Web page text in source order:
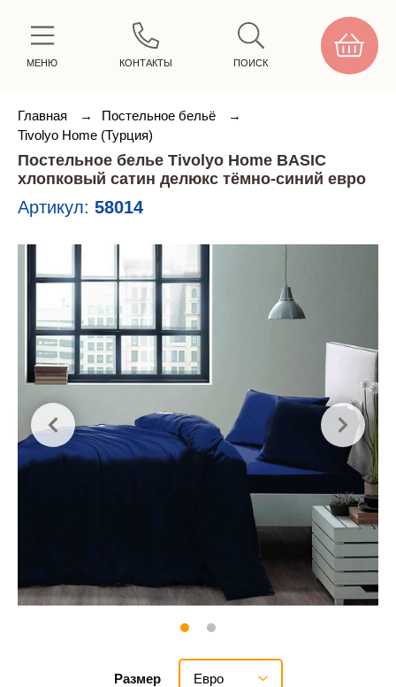
МЕНЮ КОНТАКТЫ ПОИСК
Главная → Постельное бельё
→
Tivolyo Home (Турция)
Постельное белье Tivolyo Home BASIC
хлопковый сатин делюкс тёмно-синий евро
Артикул: 58014
Размер Евро